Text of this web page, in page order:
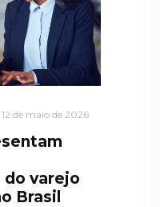
12 de maio de 2026
varejo
Brasil